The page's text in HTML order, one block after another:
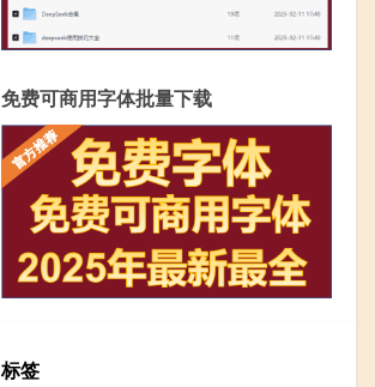
免费可商用字体批量下载
标签